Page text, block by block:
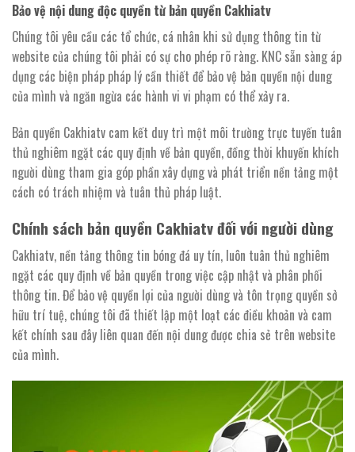
Bảo vệ nội dung độc quyền từ bản quyền Cakhiatv
Chúng tôi yêu cầu các tổ chức, cá nhân khi sử dụng thông tin từ
website của chúng tôi phải có sự cho phép rõ ràng. KNC sẵn sàng áp
dụng các biện pháp pháp lý cần thiết để bảo vệ bản quyền nội dung
của mình và ngăn ngừa các hành vi vi phạm có thể xảy ra.
Bản quyền Cakhiatv cam kết duy trì một môi trường trực tuyến tuân
thủ nghiêm ngặt các quy định về bản quyền, đồng thời khuyến khích
người dùng tham gia góp phần xây dựng và phát triển nền tảng một
cách có trách nhiệm và tuân thủ pháp luật.
Chính sách bản quyền Cakhiatv đối với người dùng
Cakhiatv, nền tảng thông tin bóng đá uy tín, luôn tuân thủ nghiêm
ngặt các quy định về bản quyền trong việc cập nhật và phân phối
thông tin. Để bảo vệ quyền lợi của người dùng và tôn trọng quyền sở
hữu trí tuệ, chúng tôi đã thiết lập một loạt các điều khoản và cam
kết chính sau đây liên quan đến nội dung được chia sẻ trên website
của mình.